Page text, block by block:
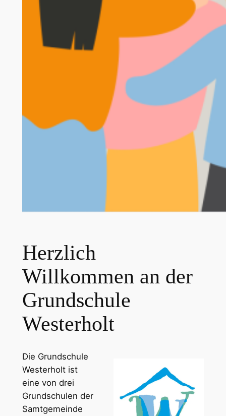
Herzlich
Willkommen an der
Grundschule
Westerholt
Die Grundschule
Westerholt ist
eine von drei
Grundschulen der
Samtgemeinde